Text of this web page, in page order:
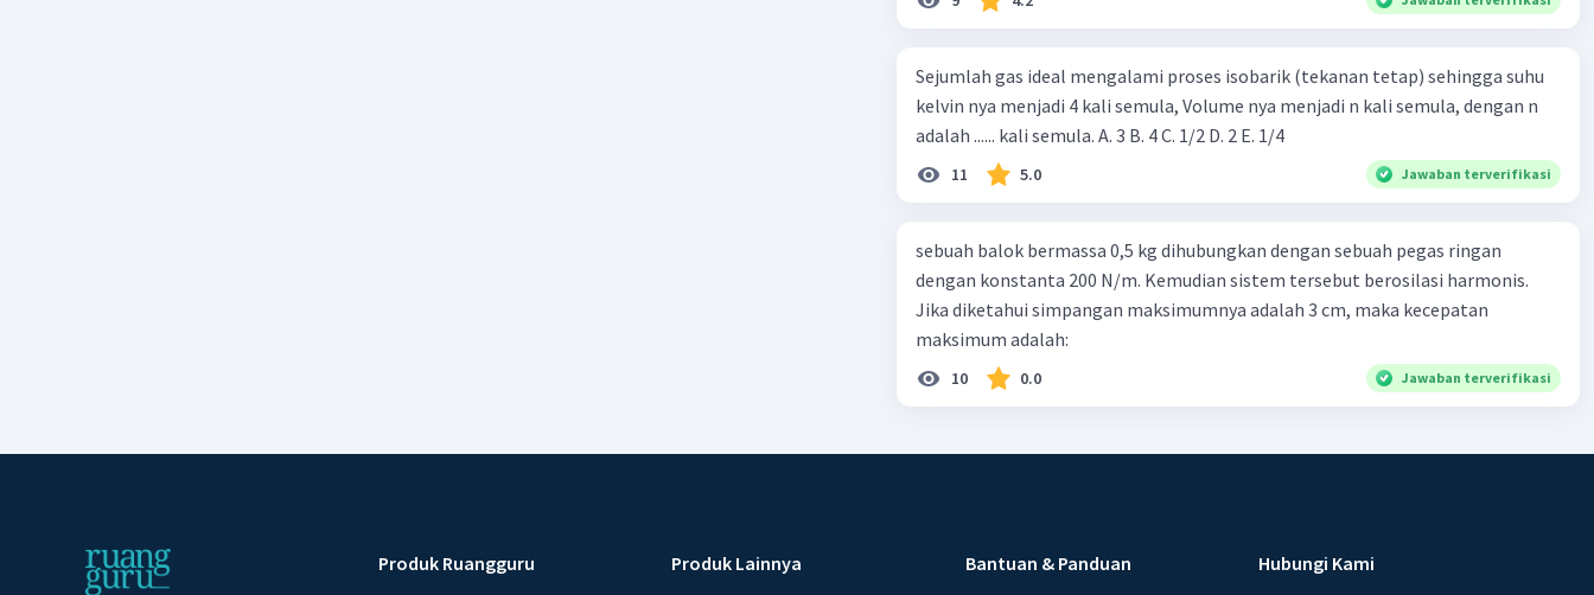
Sejumlah gas ideal mengalami proses isobarik (tekanan tetap) sehingga suhu
kelvin nya menjadi 4 kali semula, Volume nya menjadi n kali semula, dengan n
adalah ...... kali semula. A. 3 B. 4 C. 1/2 D. 2 E. 1/4
11 5.0 Jawaban terverifikasi
sebuah balok bermassa 0,5 kg dihubungkan dengan sebuah pegas ringan
dengan konstanta 200 N/m. Kemudian sistem tersebut berosilasi harmonis.
Jika diketahui simpangan maksimumnya adalah 3 cm, maka kecepatan
maksimum adalah:
10 0.0 Jawaban terverifikasi
Produk Ruangguru Produk Lainnya Bantuan & Panduan Hubungi Kami